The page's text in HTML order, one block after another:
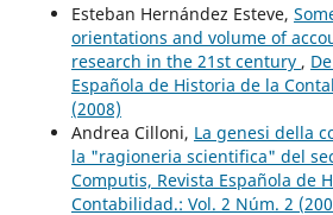
Esteban Hernández Esteve,
orientations and volume of
research in the 21st century ,
Española de Historia de la
(2008)
Andrea Cilloni, La genesi della
la "ragioneria scientifica" del
Computis, Revista Española de
Contabilidad.: Vol. 2 Núm. 2